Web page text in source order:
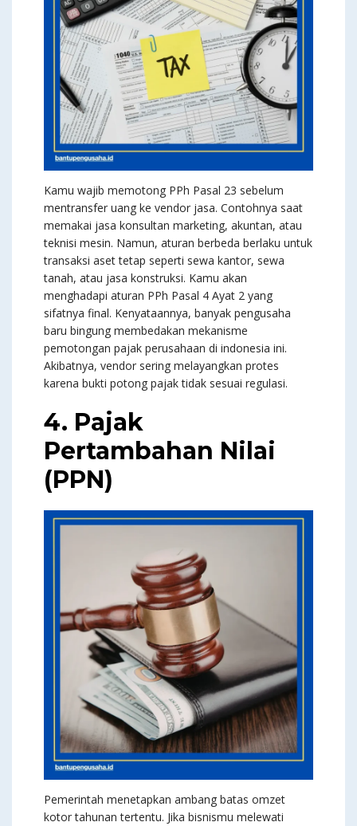
Kamu wajib memotong PPh Pasal 23 sebelum
mentransfer uang ke vendor jasa. Contohnya saat
memakai jasa konsultan marketing, akuntan, atau
teknisi mesin. Namun, aturan berbeda berlaku untuk
transaksi aset tetap seperti sewa kantor, sewa
tanah, atau jasa konstruksi. Kamu akan
menghadapi aturan PPh Pasal 4 Ayat 2 yang
sifatnya final. Kenyataannya, banyak pengusaha
baru bingung membedakan mekanisme
pemotongan pajak perusahaan di indonesia ini.
Akibatnya, vendor sering melayangkan protes
karena bukti potong pajak tidak sesuai regulasi.
4. Pajak
Pertambahan Nilai
(PPN)
Pemerintah menetapkan ambang batas omzet
kotor tahunan tertentu. Jika bisnismu melewati